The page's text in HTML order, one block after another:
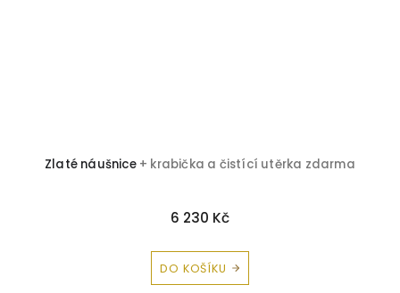
Zlaté náušnice + krabička a čistící utěrka zdarma
6 230 Kč
DO KOŠÍKU